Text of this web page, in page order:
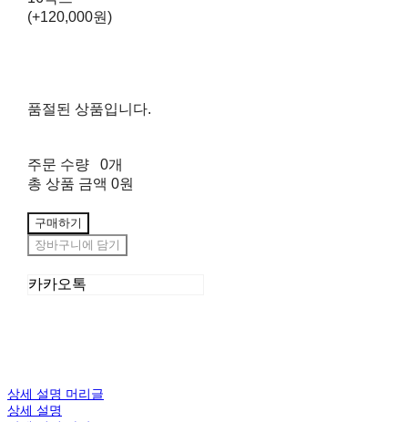
(+120,000원)
품절된 상품입니다.
주문 수량
0개
총 상품 금액 0원
구매하기
장바구니에 담기
카카오톡
상세 설명 머리글
상세 설명